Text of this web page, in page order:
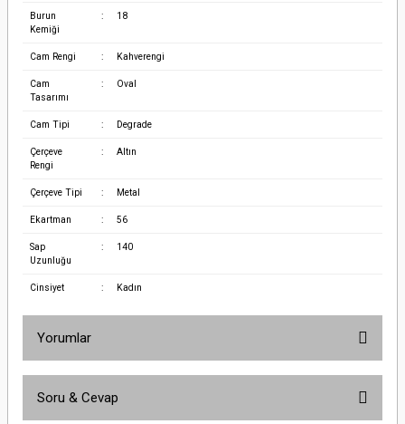
Burun
Kemiği
: 18
Cam Rengi : Kahverengi
Cam
Tasarımı
: Oval
Cam Tipi : Degrade
Çerçeve
Rengi
: Altın
Çerçeve Tipi : Metal
Ekartman : 56
Sap
Uzunluğu
: 140
Cinsiyet : Kadın
Yorumlar
Soru & Cevap